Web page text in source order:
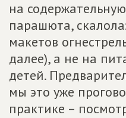
на
парашюта,
макетов
далее), а не на
детей.
мы это уже
практике –